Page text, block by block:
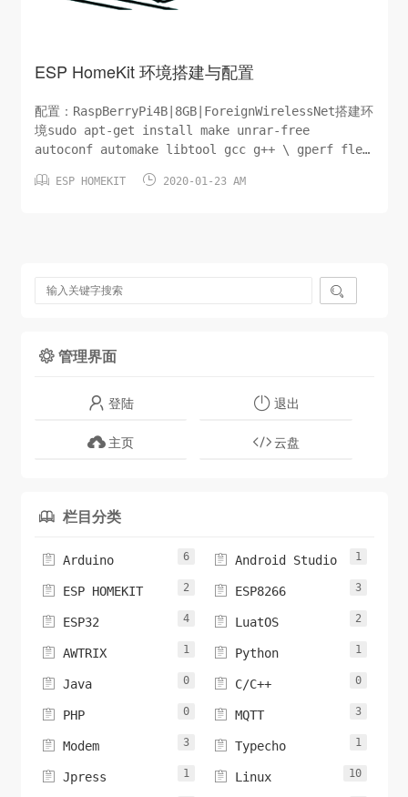
ESP HomeKit 环境搭建与配置
配置：RaspBerryPi4B|8GB|ForeignWirelessNet搭建环
境sudo apt-get install make unrar-free
autoconf automake libtool gcc g++ \ gperf flex
python-dev \ pytho...
 ESP HOMEKIT  2020-01-23 AM

 管理界面
登陆 退出
主页 云盘
 栏目分类
 Arduino 6  Android Studio 1
 ESP HOMEKIT 2  ESP8266 3
 ESP32 4  LuatOS 2
 AWTRIX 1  Python 1
 Java 0  C/C++ 0
 PHP 0  MQTT 3
 Modem 3  Typecho 1
 Jpress 1  Linux 10